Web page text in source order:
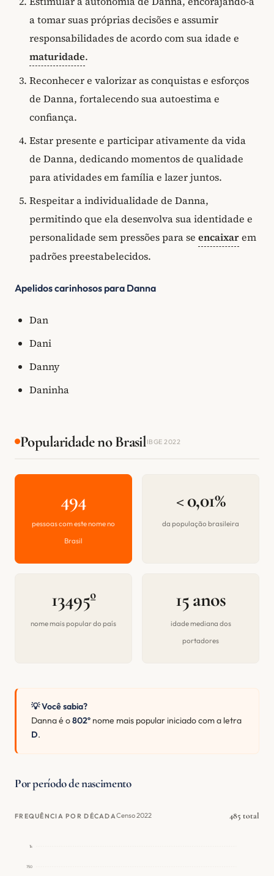
a tomar suas próprias decisões e assumir
responsabilidades de acordo com sua idade e
maturidade.
Reconhecer e valorizar as conquistas e esforços
de Danna, fortalecendo sua autoestima e
confiança.
Estar presente e participar ativamente da vida
de Danna, dedicando momentos de qualidade
para atividades em família e lazer juntos.
Respeitar a individualidade de Danna,
permitindo que ela desenvolva sua identidade e
personalidade sem pressões para se encaixarem
padrões preestabelecidos.
Apelidos carinhosos para Danna
Dan
Dani
Danny
Daninha
Popularidade no BrasilIBGE 2022
494
pessoas com este nome no
Brasil
< 0,01%
da população brasileira
13495º
nome mais popular do país
15 anos
idade mediana dos
portadores
💡 Você sabia?
Danna é o802º nome mais popular iniciado com a letra
D.
Por período de nascimento
FREQUÊNCIA POR DÉCADACenso 2022 485 total
750
1k